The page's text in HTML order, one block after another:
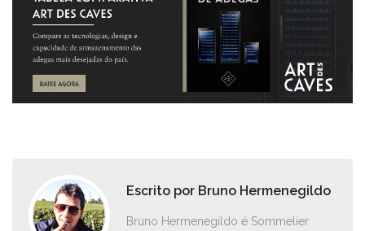
Escrito por Bruno Hermenegildo
Bruno Hermenegildo é Sommelier